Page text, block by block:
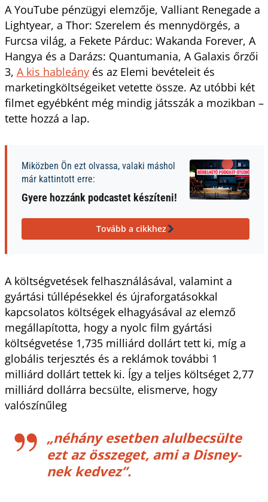
A YouTube pénzügyi elemzője, Valliant Renegade a
Lightyear, a Thor: Szerelem és mennydörgés, a
Furcsa világ, a Fekete Párduc: Wakanda Forever, A
Hangya és a Darázs: Quantumania, A Galaxis őrzői
3, A kis hableányés az Elemi bevételeit és
marketingköltségeiket vetette össze. Az utóbbi két
filmet egyébként még mindig játsszák a mozikban –
tette hozzá a lap.
Miközben Ön ezt olvassa, valaki máshol
már kattintott erre:
Gyere hozzánk podcastet készíteni!
Tovább a cikkhez
A költségvetések felhasználásával, valamint a
gyártási túllépésekkel és újraforgatásokkal
kapcsolatos költségek elhagyásával az elemző
megállapította, hogy a nyolc film gyártási
költségvetése 1,735 milliárd dollárt tett ki, míg a
globális terjesztés és a reklámok további 1
milliárd dollárt tettek ki. Így a teljes költséget 2,77
milliárd dollárra becsülte, elismerve, hogy
valószínűleg
„néhány esetben alulbecsülte
ezt az összeget, ami a Disney-
nek kedvez”.